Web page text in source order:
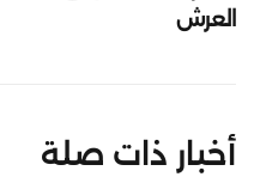
العرش
أخبار ذات صلة